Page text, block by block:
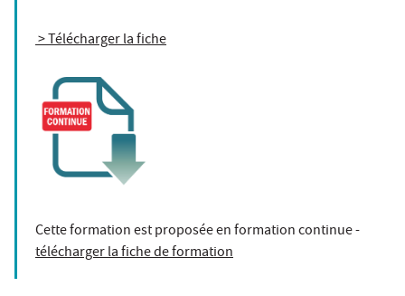
> Télécharger la fiche
Cette formation est proposée en formation continue -
télécharger la fiche de formation